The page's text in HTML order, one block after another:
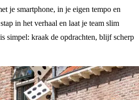
je smartphone, in je eigen tempo en
in het verhaal en laat je team slim
simpel: kraak de opdrachten, blijf scherp